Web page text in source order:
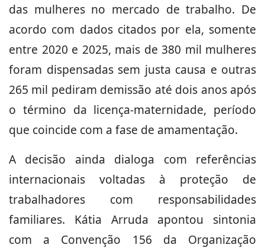
das mulheres no mercado de trabalho. De
acordo com dados citados por ela, somente
entre 2020 e 2025, mais de 380 mil mulheres
foram dispensadas sem justa causa e outras
265 mil pediram demissão até dois anos após
o término da licença-maternidade, período
que coincide com a fase de amamentação.
A decisão ainda dialoga com referências
internacionais voltadas à proteção de
trabalhadores com responsabilidades
familiares. Kátia Arruda apontou sintonia
com a Convenção 156 da Organização